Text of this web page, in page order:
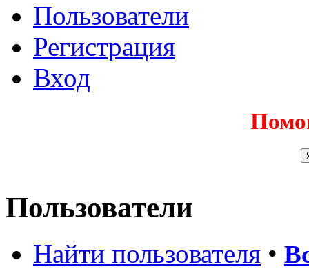
Пользователи
Регистрация
Вход
Пользователи
Найти пользователя •